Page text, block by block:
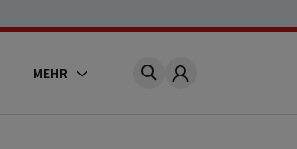
MEHR Account